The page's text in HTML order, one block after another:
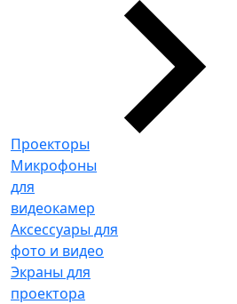
Проекторы
Микрофоны
для
видеокамер
Аксессуары для
фото и видео
Экраны для
проектора